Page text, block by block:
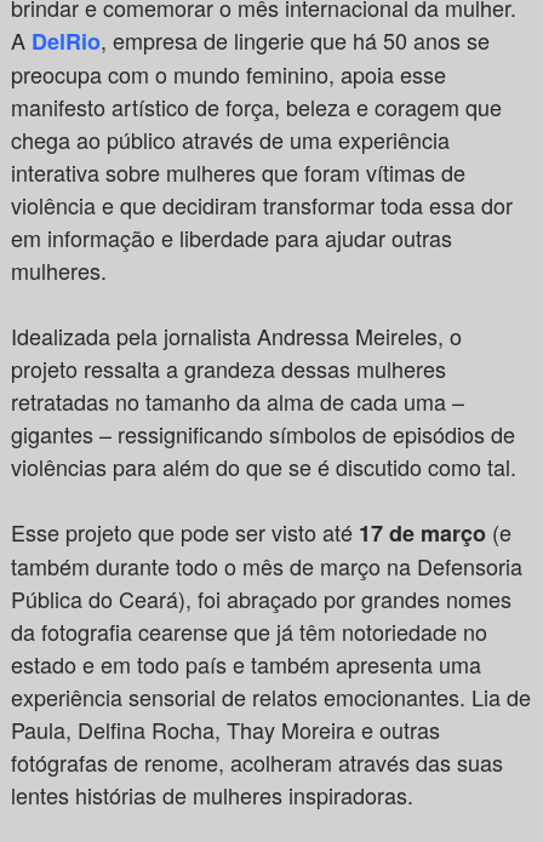
brindar e comemorar o mês internacional da mulher.
A DelRio, empresa de lingerie que há 50 anos se
preocupa com o mundo feminino, apoia esse
manifesto artístico de força, beleza e coragem que
chega ao público através de uma experiência
interativa sobre mulheres que foram vítimas de
violência e que decidiram transformar toda essa dor
em informação e liberdade para ajudar outras
mulheres.
Idealizada pela jornalista Andressa Meireles, o
projeto ressalta a grandeza dessas mulheres
retratadas no tamanho da alma de cada uma –
gigantes – ressignificando símbolos de episódios de
violências para além do que se é discutido como tal.
Esse projeto que pode ser visto até 17 de março (e
também durante todo o mês de março na Defensoria
Pública do Ceará), foi abraçado por grandes nomes
da fotografia cearense que já têm notoriedade no
estado e em todo país e também apresenta uma
experiência sensorial de relatos emocionantes. Lia de
Paula, Delfina Rocha, Thay Moreira e outras
fotógrafas de renome, acolheram através das suas
lentes histórias de mulheres inspiradoras.